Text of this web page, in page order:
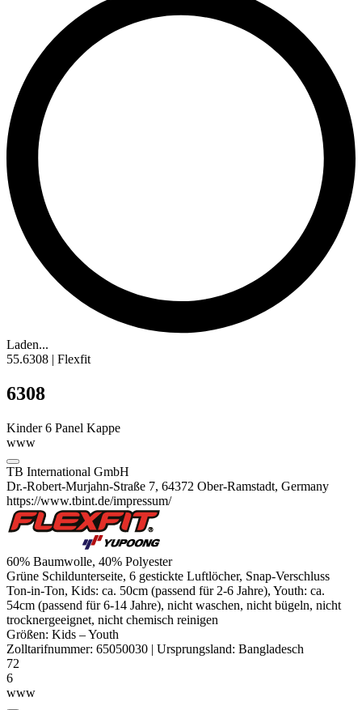
Laden...
55.6308 | Flexfit
6308
Kinder 6 Panel Kappe
www
TB International GmbH
Dr.-Robert-Murjahn-Straße 7, 64372 Ober-Ramstadt, Germany
https://www.tbint.de/impressum/
60% Baumwolle, 40% Polyester
Grüne Schildunterseite, 6 gestickte Luftlöcher, Snap-Verschluss
Ton-in-Ton, Kids: ca. 50cm (passend für 2-6 Jahre), Youth: ca.
54cm (passend für 6-14 Jahre), nicht waschen, nicht bügeln, nicht
trocknergeeignet, nicht chemisch reinigen
Größen: Kids –Youth
Zolltarifnummer: 65050030 | Ursprungsland: Bangladesch
72
6
www